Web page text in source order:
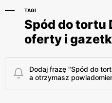
TAGI
Spód do tortu
oferty i
Dodaj frazę "Spód do
a otrzymasz